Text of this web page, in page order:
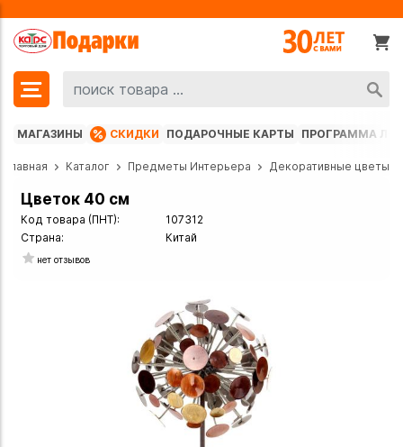
МАГАЗИНЫ СКИДКИ ПОДАРОЧНЫЕ КАРТЫ ПРОГРАММА
Главная Каталог Предметы Интерьера Декоративные цветы
Цветок 40 см
Код товара (ПНТ):
107312
Страна:
Китай
нет отзывов